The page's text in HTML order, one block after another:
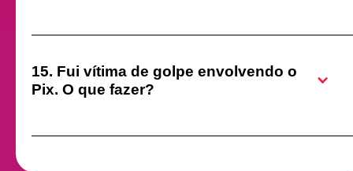
comerciais.
15. Fui vítima de golpe envolvendo o
Pix. O que fazer?